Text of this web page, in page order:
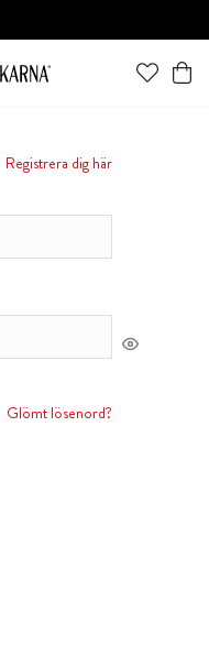
Registrera dig här
Glömt lösenord?